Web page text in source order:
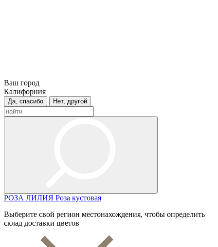
Ваш город
Калифорния
Да, спасибо Нет, другой
РОЗА ЛИЛИЯ Роза кустовая
Выберите свой регион местонахождения, чтобы определить
склад доставки цветов